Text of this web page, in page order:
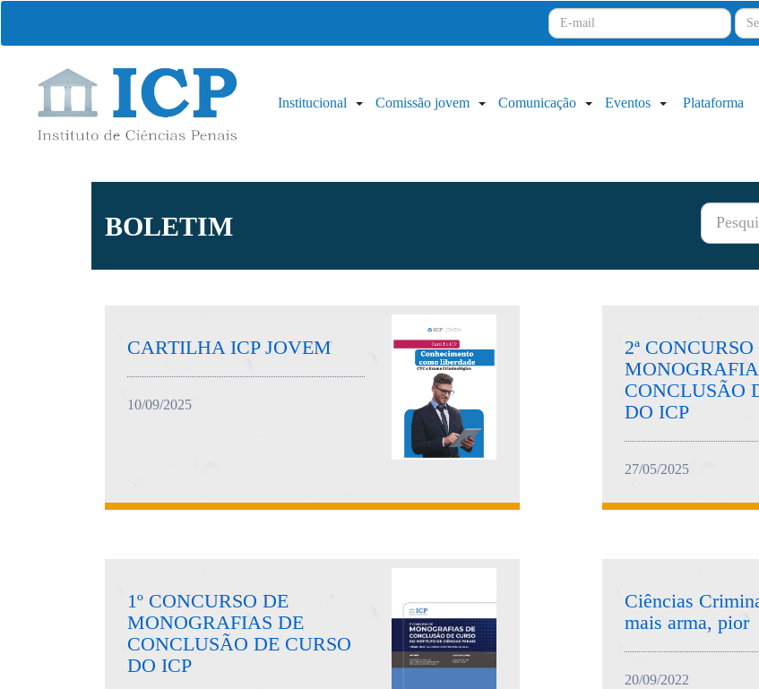
Institucional Comissão jovem Comunicação Eventos Plataforma
BOLETIM
CARTILHA ICP JOVEM
10/09/2025
2ª
CONCLUSÃO
DO ICP
27/05/2025
1º CONCURSO DE
MONOGRAFIAS DE
CONCLUSÃO DE CURSO
DO ICP
Ciências
mais arma, pior
20/09/2022